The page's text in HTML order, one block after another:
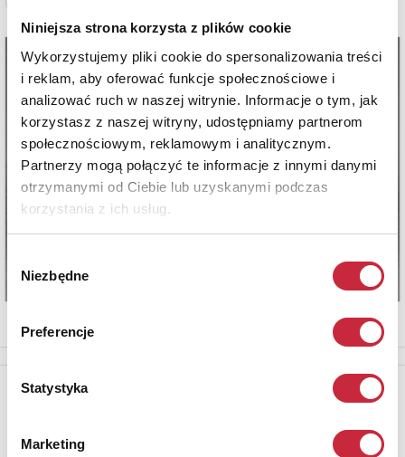
Niniejsza strona korzysta z plików cookie
Wykorzystujemy pliki cookie do spersonalizowania treści
i reklam, aby oferować funkcje społecznościowe i
analizować ruch w naszej witrynie. Informacje o tym, jak
korzystasz z naszej witryny, udostępniamy partnerom
społecznościowym, reklamowym i analitycznym.
Partnerzy mogą połączyć te informacje z innymi danymi
otrzymanymi od Ciebie lub uzyskanymi podczas
korzystania z ich usług.
zgody
Niezbędne
Preferencje
Statystyka
Marketing